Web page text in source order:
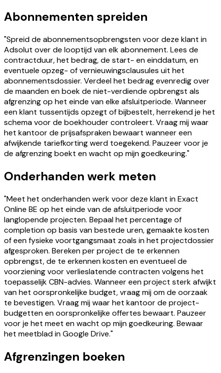
Abonnementen spreiden
"Spreid de abonnementsopbrengsten voor deze klant in
Adsolut over de looptijd van elk abonnement. Lees de
contractduur, het bedrag, de start- en einddatum, en
eventuele opzeg- of vernieuwingsclausules uit het
abonnementsdossier. Verdeel het bedrag evenredig over
de maanden en boek de niet-verdiende opbrengst als
afgrenzing op het einde van elke afsluitperiode. Wanneer
een klant tussentijds opzegt of bijbestelt, herrekend je het
schema voor de boekhouder controleert. Vraag mij waar
het kantoor de prijsafspraken bewaart wanneer een
afwijkende tariefkorting werd toegekend. Pauzeer voor je
de afgrenzing boekt en wacht op mijn goedkeuring."
Onderhanden werk meten
"Meet het onderhanden werk voor deze klant in Exact
Online BE op het einde van de afsluitperiode voor
langlopende projecten. Bepaal het percentage of
completion op basis van bestede uren, gemaakte kosten
of een fysieke voortgangsmaat zoals in het projectdossier
afgesproken. Bereken per project de te erkennen
opbrengst, de te erkennen kosten en eventueel de
voorziening voor verlieslatende contracten volgens het
toepasselijk CBN-advies. Wanneer een project sterk afwijkt
van het oorspronkelijke budget, vraag mij om de oorzaak
te bevestigen. Vraag mij waar het kantoor de project-
budgetten en oorspronkelijke offertes bewaart. Pauzeer
voor je het meet en wacht op mijn goedkeuring. Bewaar
het meetblad in Google Drive."
Afgrenzingen boeken